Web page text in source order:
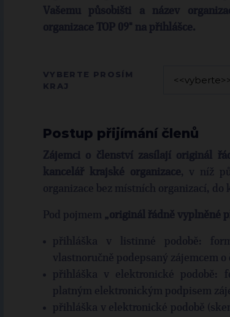
Vašemu působišti a název
organizace TOP 09" na přihlášce.
VYBERTE PROSÍM
KRAJ
Postup přijímání členů
Zájemci o členství zasílají originál
kancelář krajské organizace, v níž
organizace bez místních organizací, do
Pod pojmem „originál řádně vyplněné
přihláška v listinné podobě:
vlastnoručně podepsaný zájemcem o
přihláška v elektronické podobě:
platným elektronickým podpisem
přihláška v elektronické podobě